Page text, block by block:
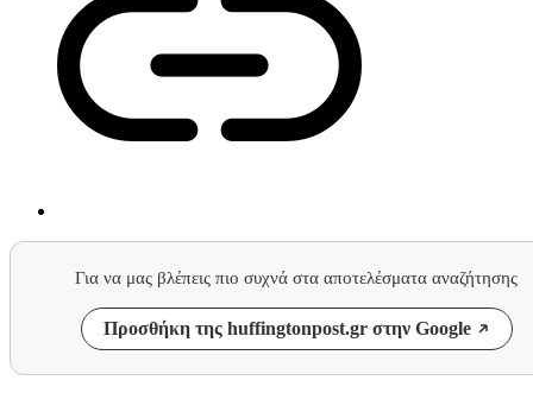
Για να μας βλέπεις πιο συχνά στα αποτελέσματα αναζήτησης
Προσθήκη της huffingtonpost.gr στην Google